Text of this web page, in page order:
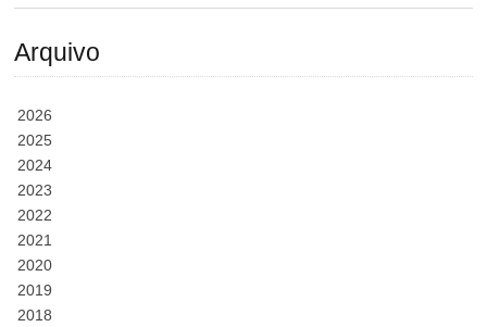
Arquivo
2026
2025
2024
2023
2022
2021
2020
2019
2018